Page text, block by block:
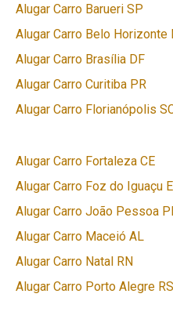
Alugar Carro Barueri SP
Alugar Carro Belo Horizonte
Alugar Carro Brasília DF
Alugar Carro Curitiba PR
Alugar Carro Florianópolis
Alugar Carro Fortaleza CE
Alugar Carro Foz do Iguaçu
Alugar Carro João Pessoa
Alugar Carro Maceió AL
Alugar Carro Natal RN
Alugar Carro Porto Alegre RS